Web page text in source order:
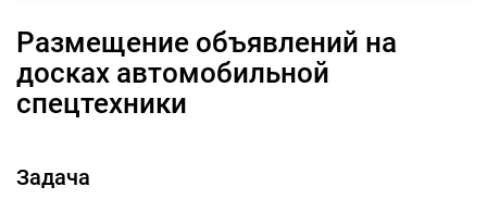
Размещение объявлений на
досках автомобильной
спецтехники
Задача